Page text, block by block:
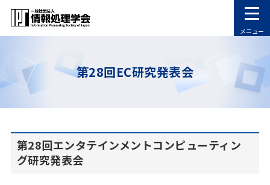
メニュー
第28回EC研究発表会
第28回エンタテインメントコンピューティン
グ研究発表会